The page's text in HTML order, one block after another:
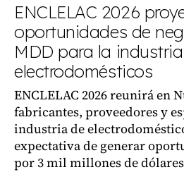
ENCLELAC 2026
oportunidades de
MDD para la
electrodomésticos
ENCLELAC 2026 reunirá en
fabricantes, proveedores y
industria de
expectativa de generar
por 3 mil millones de